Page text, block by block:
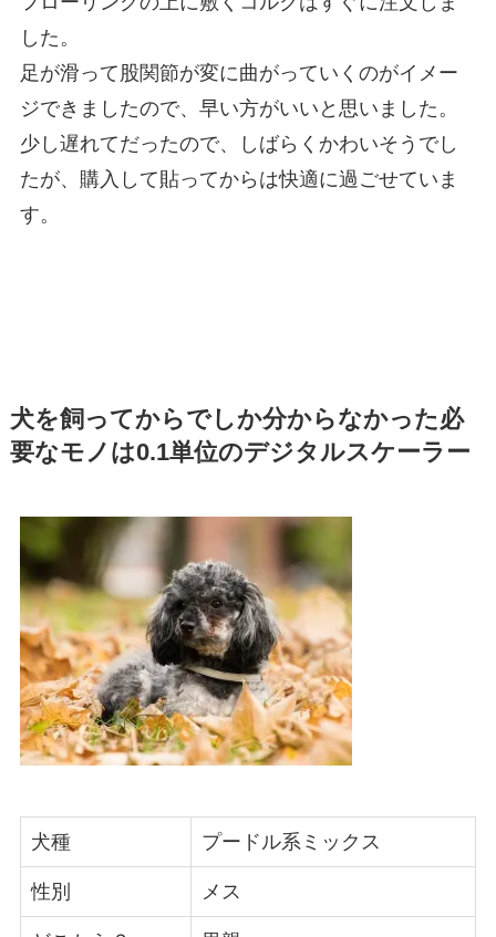
した。
足が滑って股関節が変に曲がっていくのがイメー
ジできましたので、早い方がいいと思いました。
少し遅れてだったので、しばらくかわいそうでし
たが、購入して貼ってからは快適に過ごせていま
す。
犬を飼ってからでしか分からなかった必
要なモノは0.1単位のデジタルスケーラー
犬種 プードル系ミックス
性別 メス